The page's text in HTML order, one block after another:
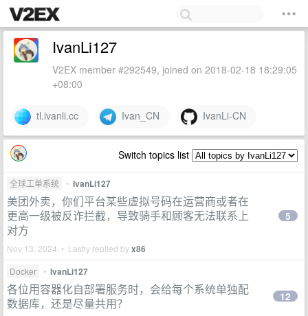
IvanLi127
V2EX member #292549, joined on 2018-02-18 18:29:05
+08:00
tl.ivanli.cc Ivan_CN IvanLi-CN
Switch topics list
全球工单系统 • IvanLi127
美团外卖，你们平台某些虚拟号码在运营商或者在
更高一级被反诈拦截，导致骑手和顾客无法联系上
对方
Nov 13, 2024 • Lastly replied byx86
5
Docker • IvanLi127
各位用容器化自部署服务时，会给每个系统单独配
数据库，还是尽量共用？
12